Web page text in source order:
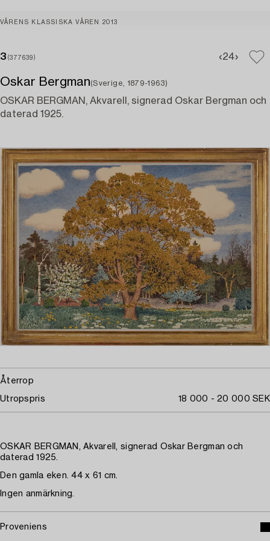
VÅRENS KLASSISKA VÅREN 2013
3 (377639) 24
Oskar Bergman(Sverige, 1879-1963)
OSKAR BERGMAN, Akvarell, signerad Oskar Bergman och
daterad 1925.
Återrop
Utropspris 18 000 - 20 000 SEK
OSKAR BERGMAN, Akvarell, signerad Oskar Bergman och
daterad 1925.
Den gamla eken. 44 x 61 cm.
Ingen anmärkning.
Proveniens